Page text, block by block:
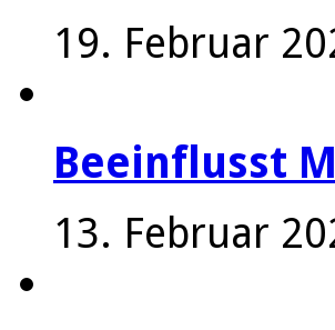
19. Februar
Beeinflusst
13. Februar